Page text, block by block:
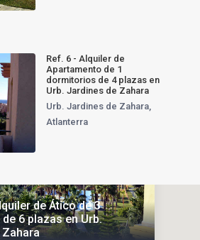
Ref. 6 - Alquiler de
Apartamento de 1
dormitorios de 4 plazas en
Urb. Jardines de Zahara
Urb. Jardines de Zahara,
Atlanterra
de Ático de 3
6 plazas en Urb.